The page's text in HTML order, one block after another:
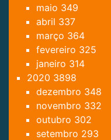
maio 349
abril 337
março 364
fevereiro 325
janeiro 314
2020 3898
dezembro 348
novembro 332
outubro 302
setembro 293